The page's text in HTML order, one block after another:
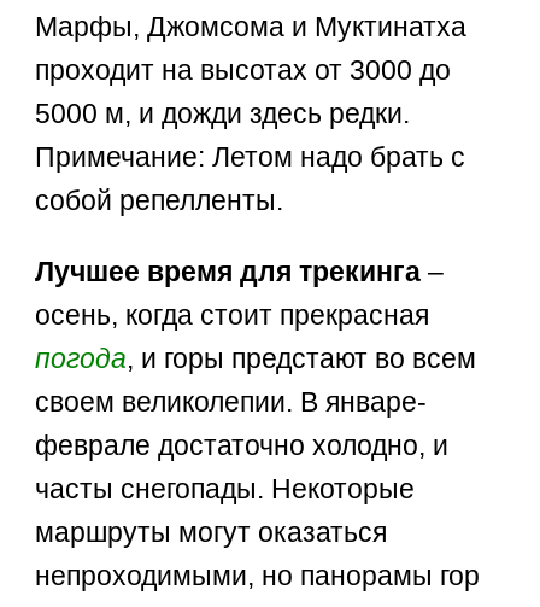
Марфы, Джомсома и Муктинатха
проходит на высотах от 3000 до
5000 м, и дожди здесь редки.
Примечание: Летом надо брать с
собой репелленты.
Лучшее время для трекинга–
осень, когда стоит прекрасная
погода, и горы предстают во всем
своем великолепии. В январе-
феврале достаточно холодно, и
часты снегопады. Некоторые
маршруты могут оказаться
непроходимыми, но панорамы гор